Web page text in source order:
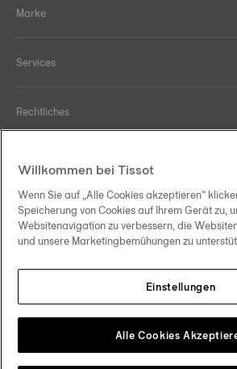
Marke
Services
Rechtliches
Ihre Vorteile
Folgen Sie uns in den
Change country
Willkommen bei Tissot
Wenn Sie auf „Alle Cookies akzeptieren“
Speicherung von Cookies auf Ihrem Gerät zu,
Websitenavigation zu verbessern, die
und unsere Marketingbemühungen zu
Einstellungen
Alle Cookies